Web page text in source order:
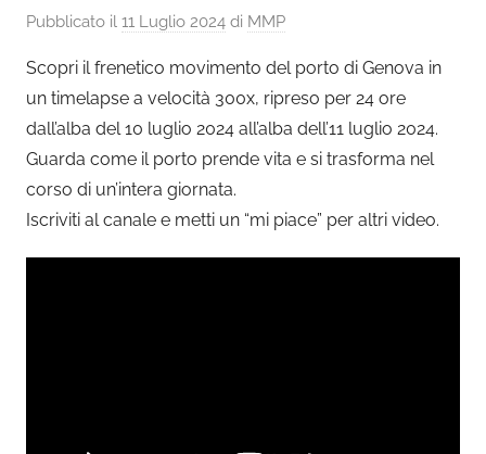
Pubblicato il 11 Luglio 2024 di MMP
Scopri il frenetico movimento del porto di Genova in
un timelapse a velocità 300x, ripreso per 24 ore
dall’alba del 10 luglio 2024 all’alba dell’11 luglio 2024.
Guarda come il porto prende vita e si trasforma nel
corso di un’intera giornata.
Iscriviti al canale e metti un “mi piace” per altri video.